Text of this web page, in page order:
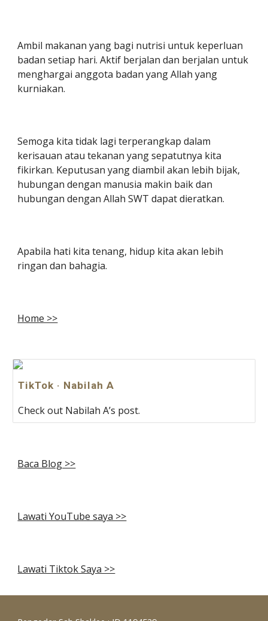
Ambil makanan yang bagi nutrisi untuk keperluan
badan setiap hari. Aktif berjalan dan berjalan untuk
menghargai anggota badan yang Allah yang
kurniakan.
Semoga kita tidak lagi terperangkap dalam
kerisauan atau tekanan yang sepatutnya kita
fikirkan. Keputusan yang diambil akan lebih bijak,
hubungan dengan manusia makin baik dan
hubungan dengan Allah SWT dapat dieratkan.
Apabila hati kita tenang, hidup kita akan lebih
ringan dan bahagia.
Home >>
TikTok · Nabilah A
Check out Nabilah A’s post.
Baca Blog >>
Lawati YouTube saya >>
Lawati Tiktok Saya >>